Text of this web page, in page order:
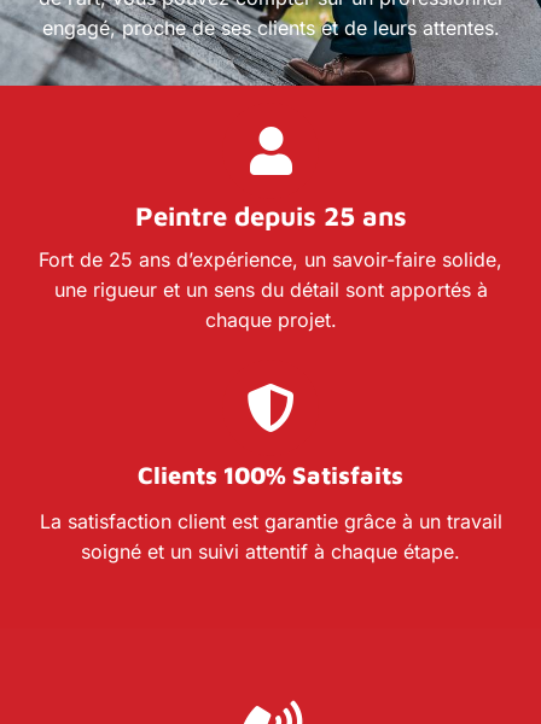
engagé, proche de ses clients et de leurs attentes.
Peintre depuis 25 ans
Fort de 25 ans d’expérience, un savoir-faire solide,
une rigueur et un sens du détail sont apportés à
chaque projet.
Clients 100% Satisfaits
La satisfaction client est garantie grâce à un travail
soigné et un suivi attentif à chaque étape.